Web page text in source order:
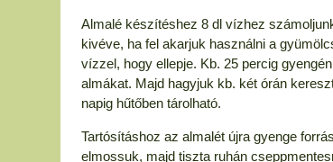
Almalé készítéshez 8 dl vízhez
kivéve, ha fel akarjuk használni a
vízzel, hogy ellepje. Kb. 25 percig
almákat. Majd hagyjuk kb. két órán
napig hűtőben tárolható.
Tartósításhoz az almalét újra gyenge
elmossuk, majd tiszta ruhán